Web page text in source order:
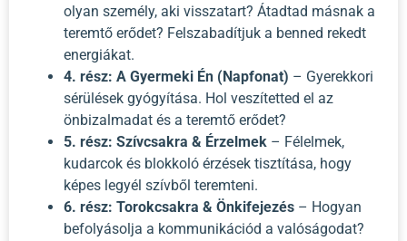
olyan személy, aki visszatart? Átadtad másnak a
teremtő erődet? Felszabadítjuk a benned rekedt
energiákat.
4. rész: A Gyermeki Én (Napfonat) – Gyerekkori
sérülések gyógyítása. Hol veszítetted el az
önbizalmadat és a teremtő erődet?
5. rész: Szívcsakra & Érzelmek – Félelmek,
kudarcok és blokkoló érzések tisztítása, hogy
képes legyél szívből teremteni.
6. rész: Torokcsakra & Önkifejezés – Hogyan
befolyásolja a kommunikációd a valóságodat?